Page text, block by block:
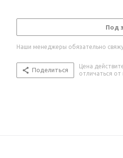
Под
Наши менеджеры обязательно
Поделиться
Цена
отличаться от